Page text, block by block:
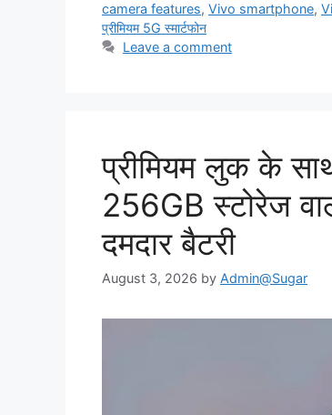
camera features, Vivo smartphone,
प्रीमियम 5G स्मार्टफोन
Leave a comment
प्रीमियम लुक के
256GB स्टोरेज
दमदार बैटरी
August 3, 2026 by Admin@Sugar